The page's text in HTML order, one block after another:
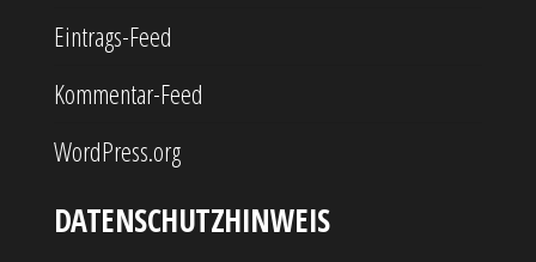
Eintrags-Feed
Kommentar-Feed
WordPress.org
DATENSCHUTZHINWEIS